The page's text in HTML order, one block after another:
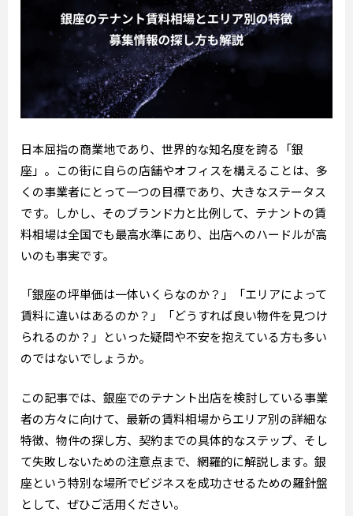
日本屈指の商業地であり、世界的な知名度を誇る「銀
座」。この街に自らの店舗やオフィスを構えることは、多
くの事業者にとって一つの目標であり、大きなステータス
です。しかし、そのブランド力と比例して、テナントの賃
料相場は全国でも最高水準にあり、出店へのハードルが高
いのも事実です。
「銀座の坪単価は一体いくらなのか？」「エリアによって
賃料に違いはあるのか？」「どうすれば良い物件を見つけ
られるのか？」といった疑問や不安を抱えている方も多い
のではないでしょうか。
この記事では、銀座でのテナント出店を検討している事業
者の方々に向けて、最新の賃料相場からエリア別の詳細な
特徴、物件の探し方、契約までの具体的なステップ、そし
て失敗しないための注意点まで、網羅的に解説します。銀
座という特別な場所でビジネスを成功させるための羅針盤
として、ぜひご活用ください。